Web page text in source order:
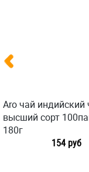
Aro чай индийский
высший сорт
180г
154 руб